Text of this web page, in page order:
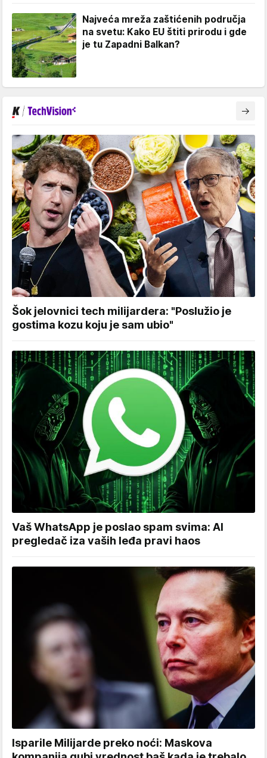
Najveća mreža zaštićenih područja
na svetu: Kako EU štiti prirodu i gde
je tu Zapadni Balkan?
Šok jelovnici tech milijardera: "Poslužio je
gostima kozu koju je sam ubio"
Vaš WhatsApp je poslao spam svima: AI
pregledač iza vaših leđa pravi haos
Isparile Milijarde preko noći: Maskova